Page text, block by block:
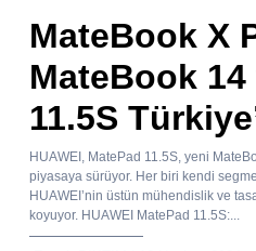
MateBook X
MateBook 14
11.5S
HUAWEI, MatePad 11.5S, yeni
piyasaya sürüyor. Her biri kendi
HUAWEI’nin üstün mühendislik ve
koyuyor. HUAWEI MatePad 11.5S:...